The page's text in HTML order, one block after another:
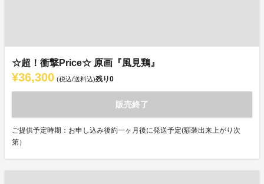
☆超！衝撃Price☆ 原画『風見鶏』
¥36,300 (税込/送料込)残り0
販売終了
ご提供予定時期：お申し込み後約一ヶ月後に発送予定(額装出来上がり次
第）